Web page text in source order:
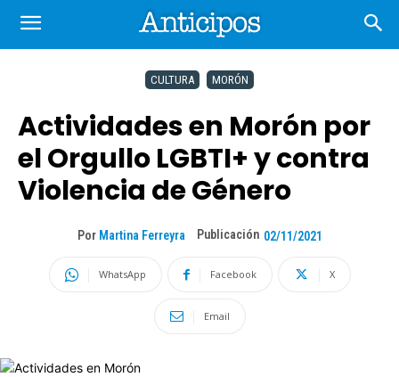
CULTURA MORÓN
Actividades en Morón por
el Orgullo LGBTI+ y contra
Violencia de Género
Por Martina Ferreyra Publicación 02/11/2021
WhatsApp Facebook X
Email